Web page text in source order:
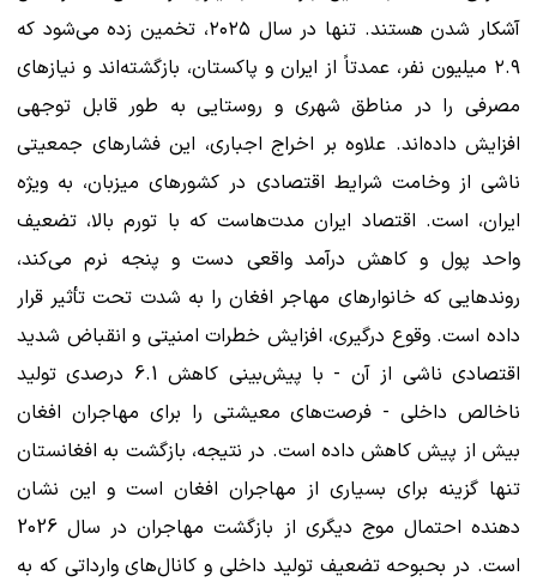
آشکار شدن هستند. تنها در سال ۲۰۲۵، تخمین زده می‌شود که
۲.۹ میلیون نفر، عمدتاً از ایران و پاکستان، بازگشته‌اند و نیازهای
مصرفی را در مناطق شهری و روستایی به طور قابل توجهی
افزایش داده‌اند. علاوه بر اخراج اجباری، این فشارهای جمعیتی
ناشی از وخامت شرایط اقتصادی در کشورهای میزبان، به ویژه
ایران، است. اقتصاد ایران مدت‌هاست که با تورم بالا، تضعیف
واحد پول و کاهش درآمد واقعی دست و پنجه نرم می‌کند،
روندهایی که خانوارهای مهاجر افغان را به شدت تحت تأثیر قرار
داده است. وقوع درگیری، افزایش خطرات امنیتی و انقباض شدید
اقتصادی ناشی از آن - با پیش‌بینی کاهش 6.1 درصدی تولید
ناخالص داخلی - فرصت‌های معیشتی را برای مهاجران افغان
بیش از پیش کاهش داده است. در نتیجه، بازگشت به افغانستان
تنها گزینه برای بسیاری از مهاجران افغان است و این نشان
دهنده احتمال موج دیگری از بازگشت مهاجران در سال 2026
است. در بحبوحه تضعیف تولید داخلی و کانال‌های وارداتی که به